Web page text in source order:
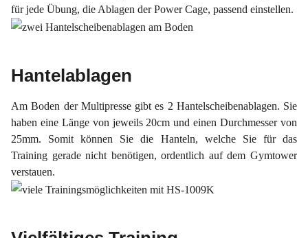
für jede Übung, die Ablagen der Power Cage, passend einstellen.
Hantelablagen
Am Boden der Multipresse gibt es 2 Hantelscheibenablagen. Sie
haben eine Länge von jeweils 20cm und einen Durchmesser von
25mm. Somit können Sie die Hanteln, welche Sie für das
Training gerade nicht benötigen, ordentlich auf dem Gymtower
verstauen.